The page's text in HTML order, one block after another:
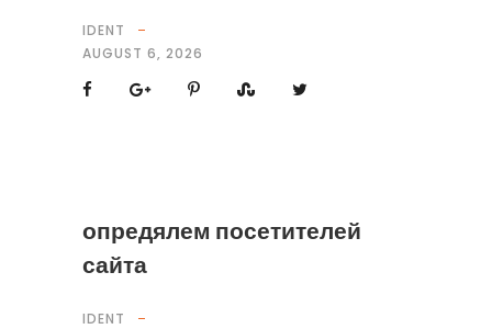
IDENT
AUGUST 6, 2026
опредялем посетителей
сайта
IDENT